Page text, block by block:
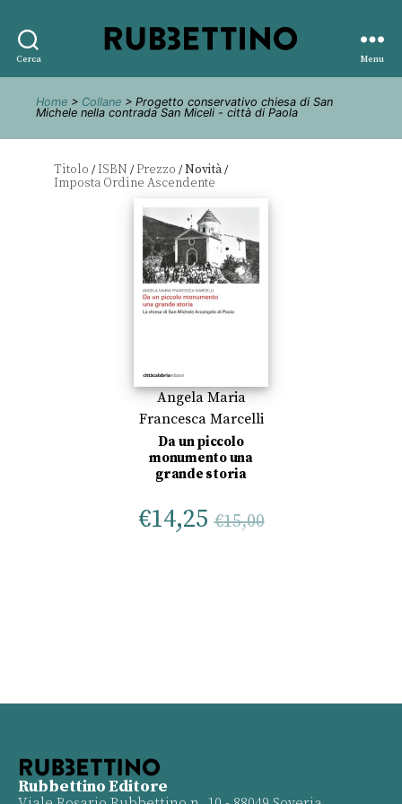
Cerca
editore
Menu
Home > Collane > Progetto conservativo chiesa di San
Michele nella contrada San Miceli - città di Paola
Titolo /ISBN /Prezzo /Novità/
Angela Maria
Francesca Marcelli
Da un piccolo
monumento una
grande storia
€14,25 €15,00
Rubbettino Editore